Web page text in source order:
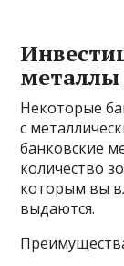
металлы
Некоторые
с
банковские
количество
которым вы
выдаются.